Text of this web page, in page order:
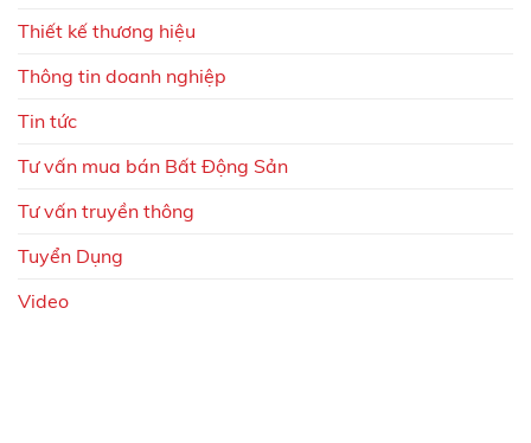
Thiết kế thương hiệu
Thông tin doanh nghiệp
Tin tức
Tư vấn mua bán Bất Động Sản
Tư vấn truyền thông
Tuyển Dụng
Video